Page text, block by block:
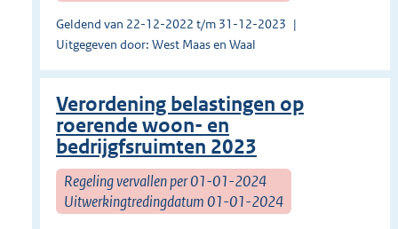
Geldend van 22-12-2022 t/m 31-12-2023
Uitgegeven door: West Maas en Waal
Verordening belastingen op
roerende woon- en
bedrijgfsruimten 2023
Regeling vervallen per 01-01-2024
Uitwerkingtredingdatum 01-01-2024